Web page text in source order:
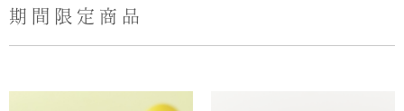
期間限定商品